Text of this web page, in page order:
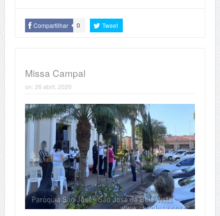
Compartilhar 0 Tweet
Missa Campal
on: 26 abril, 2020